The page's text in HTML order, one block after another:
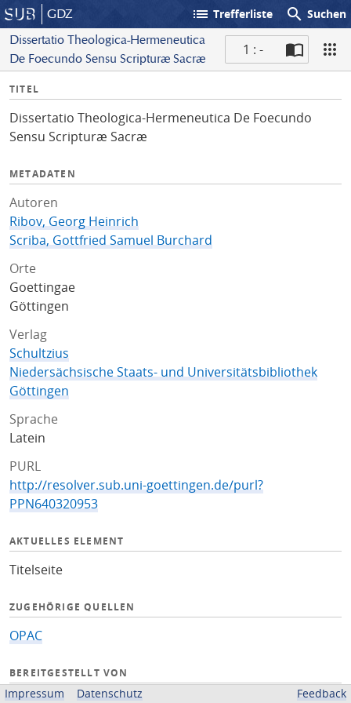
GDZ list Trefferliste search Suchen
Dissertatio Theologica-Hermeneutica
De Foecundo Sensu Scripturæ Sacræ
1 : -
I
f
o
TITEL
Dissertatio Theologica-Hermeneutica De Foecundo
Sensu Scripturæ Sacræ
METADATEN
Autoren
Ribov, Georg Heinrich
Scriba, Gottfried Samuel Burchard
Orte
Goettingae
Göttingen
Verlag
Schultzius
Niedersächsische Staats- und Universitätsbibliothek
Göttingen
Sprache
Latein
PURL
http://resolver.sub.uni-goettingen.de/purl?
PPN640320953
AKTUELLES ELEMENT
Titelseite
ZUGEHÖRIGE QUELLEN
OPAC
BEREITGESTELLT VON
Impressum Datenschutz Feedback